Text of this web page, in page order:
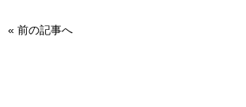
« 前の記事へ